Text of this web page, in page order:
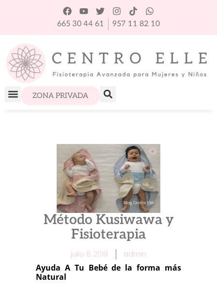
665 30 44 61 957 11 82 10
ZONA PRIVADA
Método Kusiwawa y
Fisioterapia
julio 8, 2019 admin
Ayuda A Tu Bebé de la forma más
Natural